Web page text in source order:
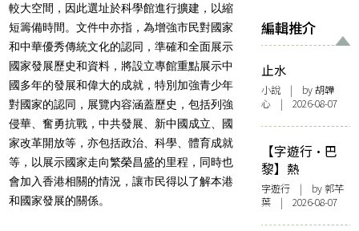
較大空間，因此選址於科學館進行擴建，以縮
短籌備時間。文件中亦指，為增強市民對國家
和中華優秀傳統文化的認同，準確和全面展示
國家發展歷史和資料，將設立專館重點展示中
國多年的發展和偉大的成就，特別加強青少年
對國家的認同，展覽内容涵蓋歷史，包括列強
侵華、奮勇抗戰，中共發展、新中國成立、國
家改革開放等，亦包括政治、科學、體育成就
等，以展示國家走向繁榮昌盛的里程，同時也
會加入香港相關的情況，讓市民得以了解本港
和國家發展的關係。
編輯推介
止水
小說 | by 胡韡
心 | 2026-08-07
【字遊行·巴
黎】熱
字遊行 | by 郭芊
葉 | 2026-08-07